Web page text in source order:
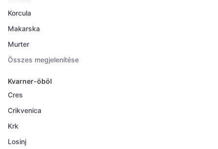
Korcula
Makarska
Murter
Összes megjelenítése
Kvarner-öböl
Cres
Crikvenica
Krk
Losinj